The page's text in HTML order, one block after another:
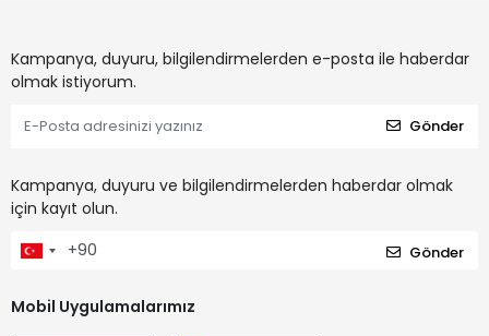
Kampanya, duyuru, bilgilendirmelerden e-posta ile haberdar
olmak istiyorum.
Gönder
Kampanya, duyuru ve bilgilendirmelerden haberdar olmak
için kayıt olun.
Gönder
Mobil Uygulamalarımız